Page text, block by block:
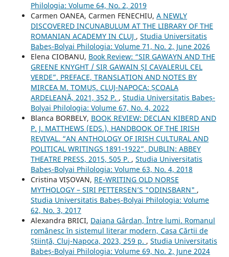
Philologia: Volume 64, No. 2, 2019
Carmen OANEA, Carmen FENECHIU, A NEWLY
DISCOVERED INCUNABULUM AT THE LIBRARY OF THE
ROMANIAN ACADEMY IN CLUJ , Studia Universitatis
Babeș-Bolyai Philologia: Volume 71, No. 2, June 2026
Elena CIOBANU, Book Review: “SIR GAWAYN AND THE
GREENE KNYGHT / SIR GAWAIN ȘI CAVALERUL CEL
VERDE”. PREFACE, TRANSLATION AND NOTES BY
MIRCEA M. TOMUȘ. CLUJ-NAPOCA: ȘCOALA
ARDELEANĂ, 2021, 352 P. , Studia Universitatis Babeș-
Bolyai Philologia: Volume 67, No. 4, 2022
Blanca BORBELY, BOOK REVIEW: DECLAN KIBERD AND
P. J. MATTHEWS (EDS.), HANDBOOK OF THE IRISH
REVIVAL. “AN ANTHOLOGY OF IRISH CULTURAL AND
POLITICAL WRITINGS 1891-1922”, DUBLIN: ABBEY
THEATRE PRESS, 2015, 505 P. , Studia Universitatis
Babeș-Bolyai Philologia: Volume 63, No. 4, 2018
Cristina VIȘOVAN, RE-WRITING OLD NORSE
MYTHOLOGY – SIRI PETTERSEN’S "ODINSBARN" ,
Studia Universitatis Babeș-Bolyai Philologia: Volume
62, No. 3, 2017
Alexandra BRICI, Daiana Gârdan, Între lumi. Romanul
românesc în sistemul literar modern, Casa Cărții de
Știință, Cluj-Napoca, 2023, 259 p. , Studia Universitatis
Babeș-Bolyai Philologia: Volume 69, No. 2, June 2024